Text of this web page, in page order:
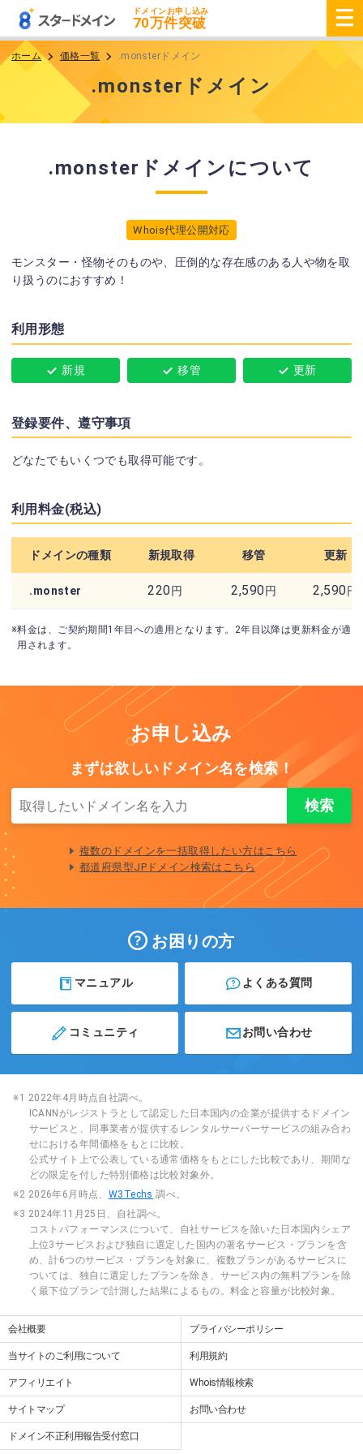
ドメインお申し込み
70万件突破
ホーム 価格一覧 .monsterドメイン
.monsterドメイン
.monsterドメインについて
Whois代理公開対応
モンスター・怪物そのものや、圧倒的な存在感のある人や物を取
り扱うのにおすすめ！
利用形態
新規 移管 更新
登録要件、遵守事項
どなたでもいくつでも取得可能です。
利用料金(税込)
ドメインの種類 新規取得 移管 更新
.monster 220円 2,590円 2,590円
※料金は、ご契約期間1年目への適用となります。2年目以降は更新料金が適
用されます。
お申し込み
まずは欲しいドメイン名を検索！
複数のドメインを一括取得したい方はこちら
都道府県型JPドメイン検索はこちら
お困りの方
マニュアル よくある質問
コミュニティ お問い合わせ
※1 2022年4月時点自社調べ。
ICANNがレジストラとして認定した日本国内の企業が提供するドメイン
サービスと、同事業者が提供するレンタルサーバーサービスの組み合わ
せにおける年間価格をもとに比較。
公式サイト上で公表している通常価格をもとにした比較であり、期間な
どの限定を付した特別価格は比較対象外。
※2 2026年6月時点、 W3Techs 調べ。
※3 2024年11月25日、自社調べ。
コストパフォーマンスについて、自社サービスを除いた日本国内シェア
上位3サービスおよび独自に選定した国内の著名サービス・プランを含
め、計6つのサービス・プランを対象に、複数プランがあるサービスに
ついては、独自に選定したプランを除き、サービス内の無料プランを除
く最下位プランで計測した結果によるもの。料金と容量が比較対象。
会社概要 プライバシーポリシー
当サイトのご利用について 利用規約
アフィリエイト Whois情報検索
サイトマップ お問い合わせ
ドメイン不正利用報告受付窓口